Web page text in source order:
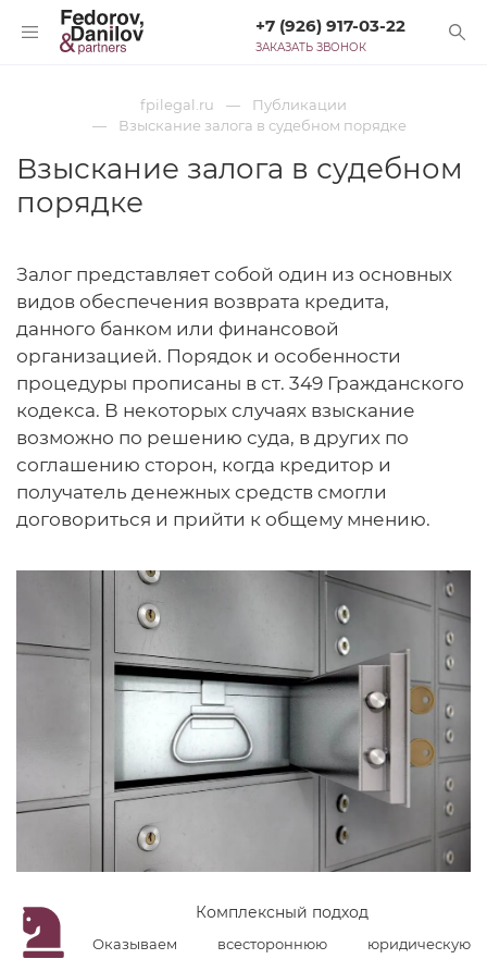
+7 (926) 917-03-22
ЗАКАЗАТЬ ЗВОНОК
fpilegal.ru
Публикации
Взыскание залога в судебном порядке
Взыскание залога в судебном
порядке
Залог представляет собой один из основных
видов обеспечения возврата кредита,
данного банком или финансовой
организацией. Порядок и особенности
процедуры прописаны в ст. 349 Гражданского
кодекса. В некоторых случаях взыскание
возможно по решению суда, в других по
соглашению сторон, когда кредитор и
получатель денежных средств смогли
договориться и прийти к общему мнению.
Комплексный подход
Оказываем всестороннюю юридическую